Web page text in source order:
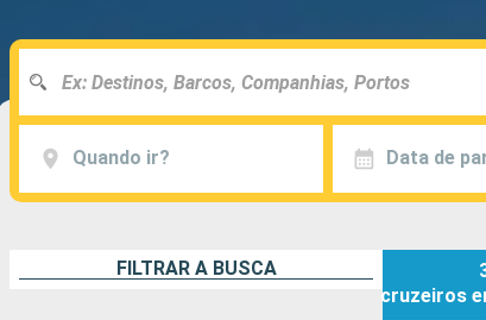
Quando ir? Data de
FILTRAR A BUSCA
cruzeiros